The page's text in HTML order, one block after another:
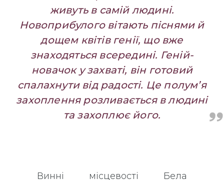
живуть в самій людині.
Новоприбулого вітають піснями й
дощем квітів генії, що вже
знаходяться всередині. Геній-
новачок у захваті, він готовий
спалахнути від радості. Це полум’я
захоплення розливається в людині
та захоплює його.
Винні місцевості Бела